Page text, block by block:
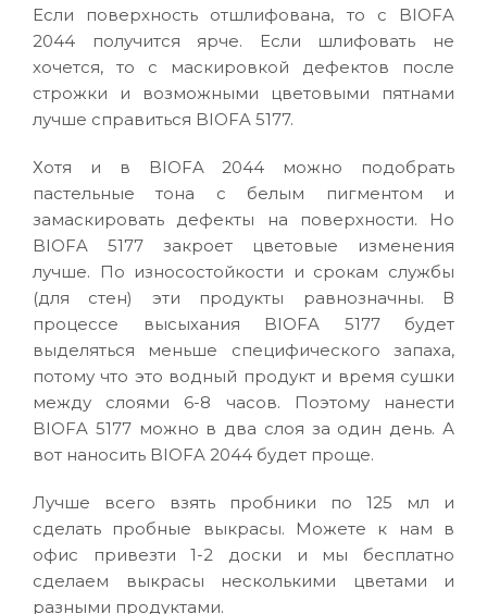
Если поверхность отшлифована, то с BIOFA
2044 получится ярче. Если шлифовать не
хочется, то с маскировкой дефектов после
строжки и возможными цветовыми пятнами
лучше справиться BIOFA 5177.
Хотя и в BIOFA 2044 можно подобрать
пастельные тона с белым пигментом и
замаскировать дефекты на поверхности. Но
BIOFA 5177 закроет цветовые изменения
лучше. По износостойкости и срокам службы
(для стен) эти продукты равнозначны. В
процессе высыхания BIOFA 5177 будет
выделяться меньше специфического запаха,
потому что это водный продукт и время сушки
между слоями 6-8 часов. Поэтому нанести
BIOFA 5177 можно в два слоя за один день. А
вот наносить BIOFA 2044 будет проще.
Лучше всего взять пробники по 125 мл и
сделать пробные выкрасы. Можете к нам в
офис привезти 1-2 доски и мы бесплатно
сделаем выкрасы несколькими цветами и
разными продуктами.